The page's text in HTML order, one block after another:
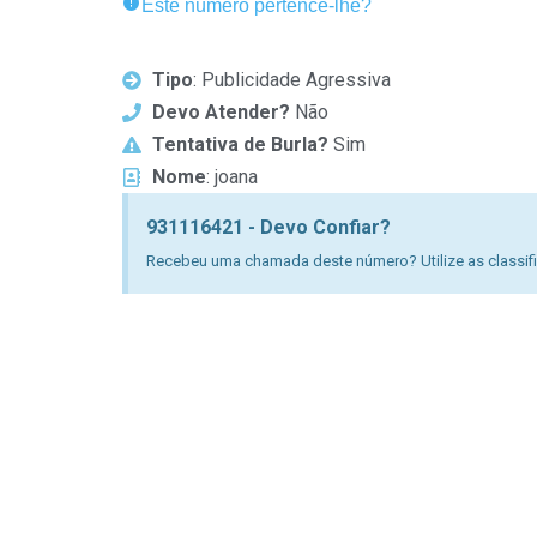
Este número pertence-lhe?
Tipo: Publicidade Agressiva
Devo Atender? Não
Tentativa de Burla? Sim
Nome: joana
931116421 - Devo Confiar?
Recebeu uma chamada deste número? Utilize as